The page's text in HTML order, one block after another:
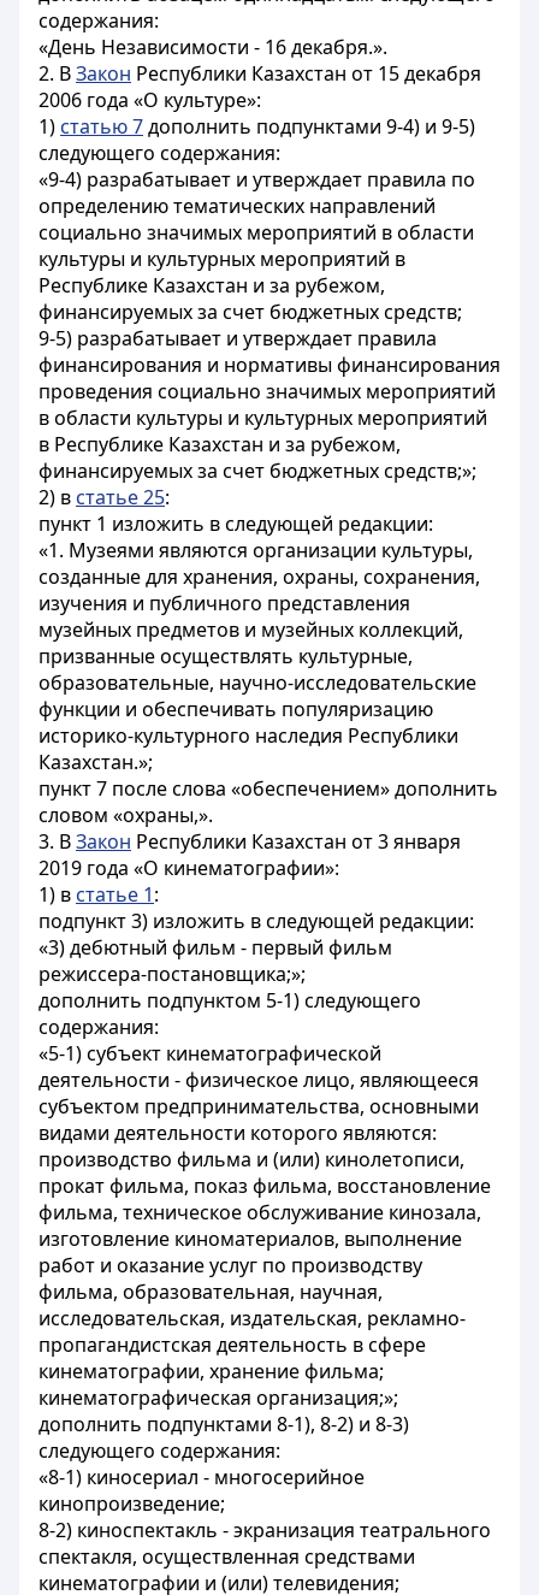
содержания:
«День Независимости - 16 декабря.».
2. ВЗакон Республики Казахстан от 15 декабря
2006 года «О культуре»:
1) статью 7дополнить подпунктами 9-4) и 9-5)
следующего содержания:
«9-4) разрабатывает и утверждает правила по
определению тематических направлений
социально значимых мероприятий в области
культуры и культурных мероприятий в
Республике Казахстан и за рубежом,
финансируемых за счет бюджетных средств;
9-5) разрабатывает и утверждает правила
финансирования и нормативы финансирования
проведения социально значимых мероприятий
в области культуры и культурных мероприятий
в Республике Казахстан и за рубежом,
финансируемых за счет бюджетных средств;»;
2) в статье 25:
пункт 1 изложить в следующей редакции:
«1. Музеями являются организации культуры,
созданные для хранения, охраны, сохранения,
изучения и публичного представления
музейных предметов и музейных коллекций,
призванные осуществлять культурные,
образовательные, научно-исследовательские
функции и обеспечивать популяризацию
историко-культурного наследия Республики
Казахстан.»;
пункт 7 после слова «обеспечением» дополнить
словом «охраны,».
3. ВЗакон Республики Казахстан от 3 января
2019 года «О кинематографии»:
1) в статье 1:
подпункт 3) изложить в следующей редакции:
«3) дебютный фильм - первый фильм
режиссера-постановщика;»;
дополнить подпунктом 5-1) следующего
содержания:
«5-1) субъект кинематографической
деятельности - физическое лицо, являющееся
субъектом предпринимательства, основными
видами деятельности которого являются:
производство фильма и (или) кинолетописи,
прокат фильма, показ фильма, восстановление
фильма, техническое обслуживание кинозала,
изготовление киноматериалов, выполнение
работ и оказание услуг по производству
фильма, образовательная, научная,
исследовательская, издательская, рекламно-
пропагандистская деятельность в сфере
кинематографии, хранение фильма;
кинематографическая организация;»;
дополнить подпунктами 8-1), 8-2) и 8-3)
следующего содержания:
«8-1) киносериал - многосерийное
кинопроизведение;
8-2) киноспектакль - экранизация театрального
спектакля, осуществленная средствами
кинематографии и (или) телевидения;